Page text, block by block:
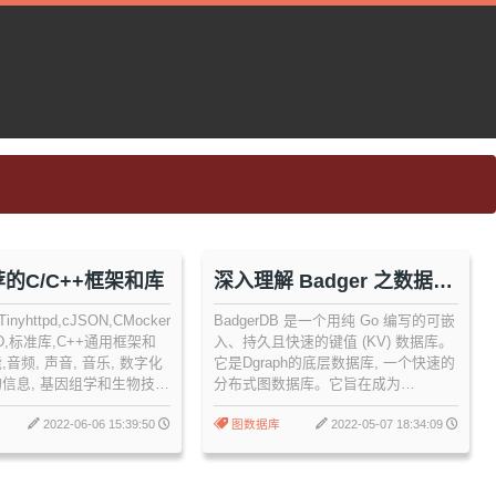
的C/C++框架和库
标准库,C++通用框架和
音频, 声音, 音乐, 数字化
息, 基因组学和生物技
库等
2022-06-06 15:39:50
深入理解 Badger 之数据存
储
BadgerDB 是一个用纯 Go 编写的可嵌
入、持久且快速的键值 (KV) 数据库。
它是Dgraph的底层数据库, 一个快速的
分布式图数据库。它旨在成为
RocksDB 等非基于 Go 的键值存储的
高性能替代品。
图数据库 2022-05-07 18:34:09